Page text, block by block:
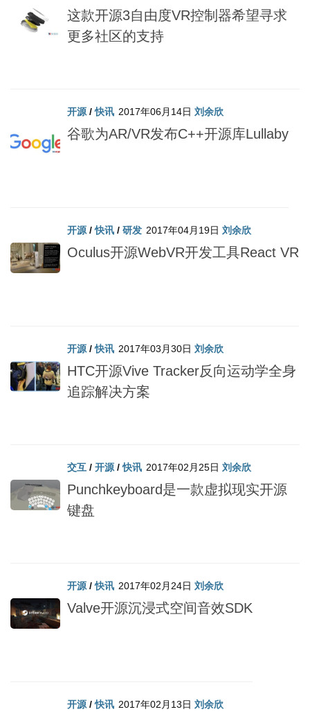
这款开源3自由度VR控制器希望寻求
更多社区的支持
开源/快讯 2017年06月14日 刘余欣
谷歌为AR/VR发布C++开源库Lullaby
开源/快讯 / 研发 2017年04月19日 刘余欣
Oculus开源WebVR开发工具React VR
开源/快讯 2017年03月30日 刘余欣
HTC开源Vive Tracker反向运动学全身
追踪解决方案
交互 / 开源/快讯 2017年02月25日 刘余欣
Punchkeyboard是一款虚拟现实开源
键盘
开源/快讯 2017年02月24日 刘余欣
Valve开源沉浸式空间音效SDK
开源/快讯 2017年02月13日 刘余欣